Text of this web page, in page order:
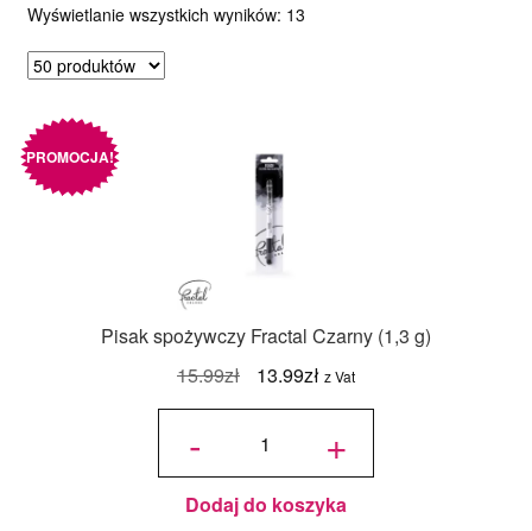
Wyświetlanie wszystkich wyników: 13Posortowane
Pisak spożywczy Fractal Czarny (1,3 g)
PROMOCJA!
15.99zł
Pierwotna
cena
wynosiła:
13.99złAktualna
cena
13.99zł.
z Vat
-
ilość Pisak
Czarny
(1,3 g) +
Dodaj do koszyka